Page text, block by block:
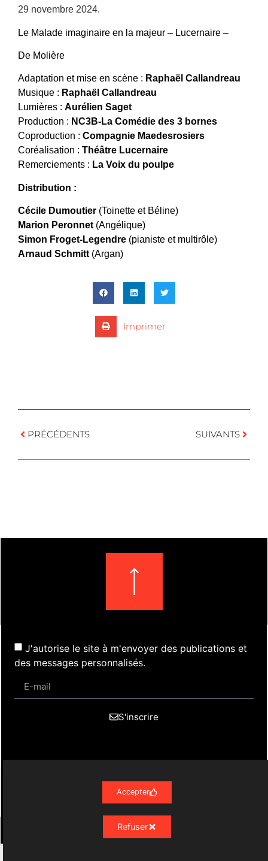
29 novembre 2024.
Le Malade imaginaire en la majeur – Lucernaire –
De Molière
Adaptation et mise en scène : Raphaël Callandreau
Musique : Raphaël Callandreau
Lumières : Aurélien Saget
Production : NC3B-La Comédie des 3 bornes
Coproduction : Compagnie Maedesrosiers
Coréalisation : Théâtre Lucernaire
Remerciements : La Voix du poulpe
Distribution :
Cécile Dumoutier (Toinette et Béline)
Marion Peronnet (Angélique)
Simon Froget-Legendre (pianiste et multirôle)
Arnaud Schmitt (Argan)
Imprimer
PRÉCÉDENTS SUIVANTS
J'autorise le site à m'envoyer des publications et
des messages personnalisés.
S'inscrire
Contact
Mentions Légales
Accepter
Refuser